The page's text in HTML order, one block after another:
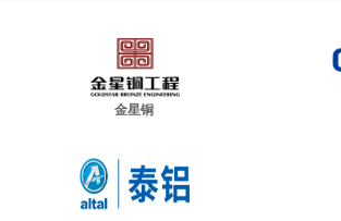
金星铜